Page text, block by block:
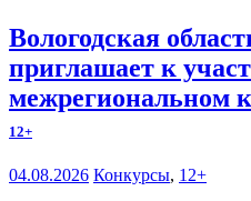
Вологодская
приглашает к
межрегиональном
12+
04.08.2026 Конкурсы, 12+